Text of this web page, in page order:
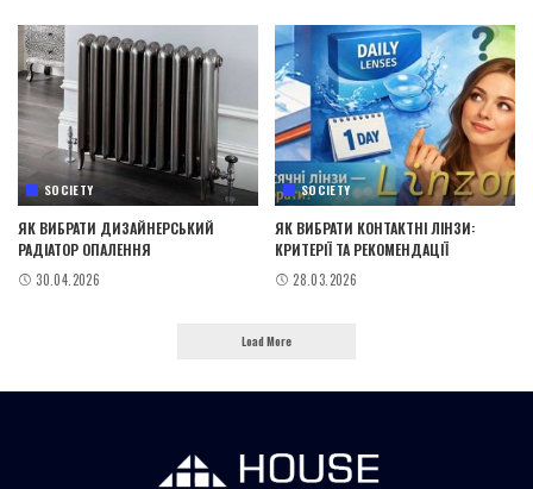
SOCIETY
ЯК ВИБРАТИ ДИЗАЙНЕРСЬКИЙ
РАДІАТОР ОПАЛЕННЯ
30.04.2026
SOCIETY
ЯК ВИБРАТИ КОНТАКТНІ ЛІНЗИ:
КРИТЕРІЇ ТА РЕКОМЕНДАЦІЇ
28.03.2026
Load More